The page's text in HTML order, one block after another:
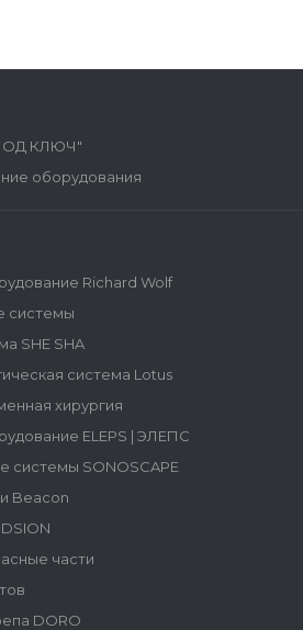
КЛЮЧ"
оборудования
Richard Wolf
системы
SHE SHA
система Lotus
хирургия
ELEPS | ЭЛЕПС
системы SONOSCAPE
Beacon
части
DORO